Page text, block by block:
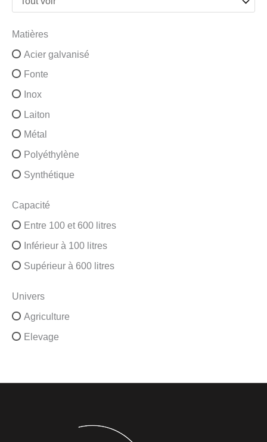
Matières
Acier galvanisé
Fonte
Inox
Laiton
Métal
Polyéthylène
Synthétique
Capacité
Entre 100 et 600 litres
Inférieur à 100 litres
Supérieur à 600 litres
Univers
Agriculture
Elevage